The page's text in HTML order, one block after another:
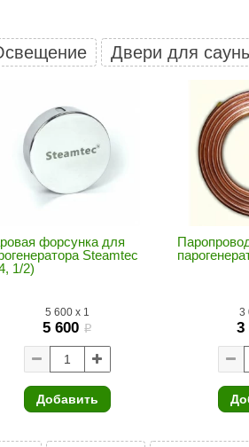
DR. KERN
Premier
Турция
Варвара
Двери для
форсунка для
Steamtec
1/2)
5 600x 1
5 600 i
Добавить
3
3